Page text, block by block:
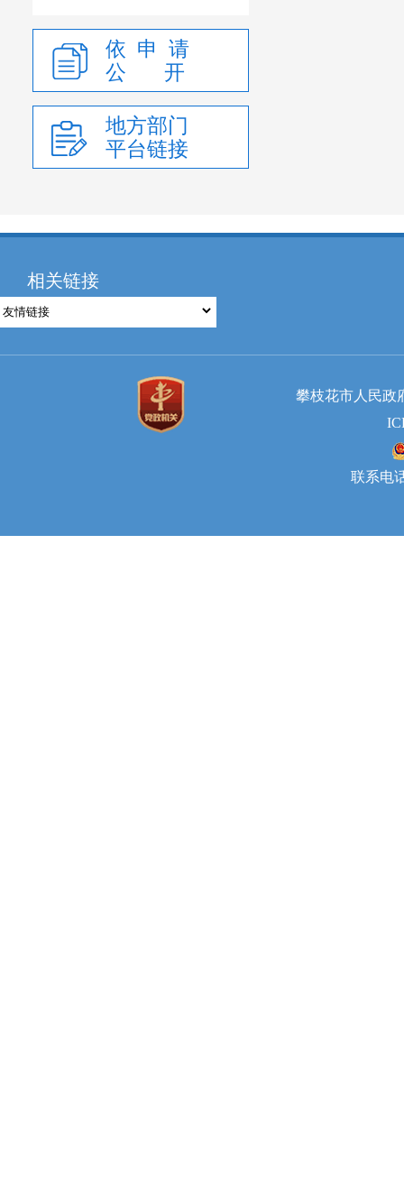
依 申 请
公 开
地方部门
平台链接
相关链接
攀枝花市人民政
联系电